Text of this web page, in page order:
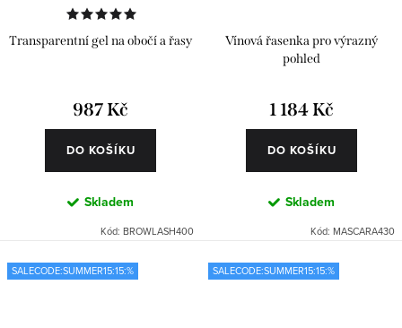
Transparentní gel na obočí a řasy
987 Kč
DO KOŠÍKU
Skladem
Kód: BROWLASH400
Vínová řasenka pro výrazný
pohled
1 184 Kč
DO KOŠÍKU
Skladem
Kód: MASCARA430
SALECODE:SUMMER15:15:% SALECODE:SUMMER15:15:%